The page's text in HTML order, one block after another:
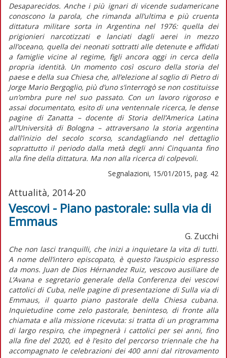
Desaparecidos. Anche i più ignari di vicende sudamericane
conoscono la parola, che rimanda all’ultima e più cruenta
dittatura militare sorta in Argentina nel 1976: quella dei
prigionieri narcotizzati e lanciati dagli aerei in mezzo
all’oceano, quella dei neonati sottratti alle detenute e affidati
a famiglie vicine al regime, figli ancora oggi in cerca della
propria identità. Un momento così oscuro della storia del
paese e della sua Chiesa che, all’elezione al soglio di Pietro di
Jorge Mario Bergoglio, più d’uno s’interrogò se non costituisse
un’ombra pure nel suo passato. Con un lavoro rigoroso e
assai documentato, esito di una ventennale ricerca, le dense
pagine di Zanatta – docente di Storia dell’America Latina
all’Università di Bologna – attraversano la storia argentina
dall’inizio del secolo scorso, scandagliando nel dettaglio
soprattutto il periodo dalla metà degli anni Cinquanta fino
alla fine della dittatura. Ma non alla ricerca di colpevoli.
Segnalazioni, 15/01/2015, pag. 42
Attualità, 2014-20
Vescovi - Piano pastorale: sulla via di
Emmaus
G. Zucchi
Che non lasci tranquilli, che inizi a inquietare la vita di tutti.
A nome dell’intero episcopato, è questo l’auspicio espresso
da mons. Juan de Dios Hérnandez Ruiz, vescovo ausiliare de
L’Avana e segretario generale della Conferenza dei vescovi
cattolici di Cuba, nelle pagine di presentazione di Sulla via di
Emmaus, il quarto piano pastorale della Chiesa cubana.
Inquietudine come zelo pastorale, beninteso, di fronte alla
chiamata e alla missione ricevuta: si tratta di un programma
di largo respiro, che impegnerà i cattolici per sei anni, fino
alla fine del 2020, ed è l’esito del percorso triennale che ha
accompagnato le celebrazioni dei 400 anni dal ritrovamento